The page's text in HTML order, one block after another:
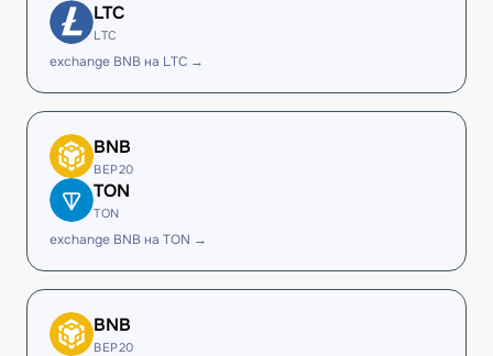
LTC
LTC
exchange BNB на LTC →
BNB
BEP20
TON
TON
exchange BNB на TON →
BNB
BEP20